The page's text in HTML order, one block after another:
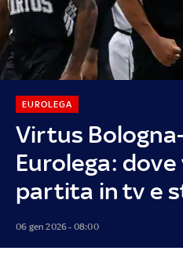
Virtus
Eurolega:
partita in tv e
EUROLEGA
06 gen 2026 - 08:00